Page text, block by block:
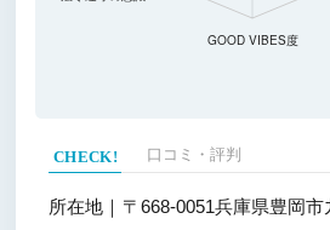
口コミ・評判
所在地｜ 〒668-0051兵庫県豊岡